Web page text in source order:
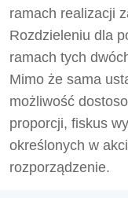
ramach realizacji
Rozdzieleniu dla
ramach tych
Mimo że sama
możliwość
proporcji, fiskus
określonych w
rozporządzenie.